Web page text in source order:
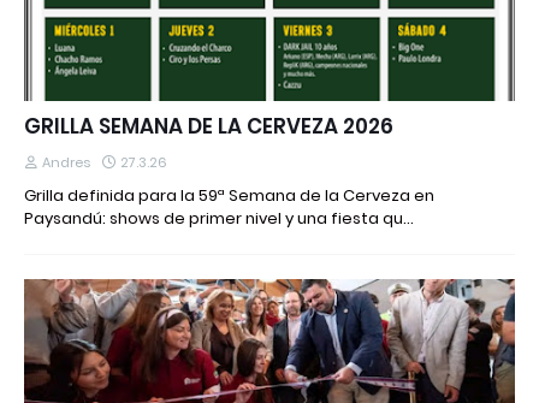
GRILLA SEMANA DE LA CERVEZA 2026
Andres 27.3.26
Grilla definida para la 59ª Semana de la Cerveza en
Paysandú: shows de primer nivel y una fiesta qu…